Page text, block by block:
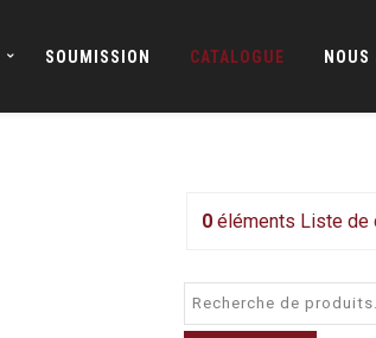
SOUMISSION CATALOGUE NOUS
0éléments Liste de